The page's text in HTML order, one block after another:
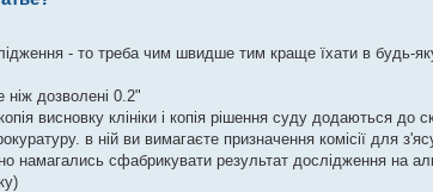
- то треба чим швидше тим краще їхати в будь-яку
дозволені 0.2"
висновку клініки і копія рішення суду додаються до
в ній ви вимагаєте призначення комісії для
намагались сфабрикувати результат дослідження на